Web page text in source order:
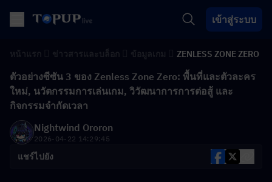
เข้าสู่ระบบ
ZENLESS ZONE ZERO
ตัวอย่างซีซัน 3 ของ Zenless Zone Zero: พื้นที่และตัวละคร
ใหม่, นวัตกรรมการเล่นเกม, วิวัฒนาการการต่อสู้ และ
กิจกรรมจำกัดเวลา
Nightwind Ororon
2026-04-22 14:29:45
แชร์ไปยัง